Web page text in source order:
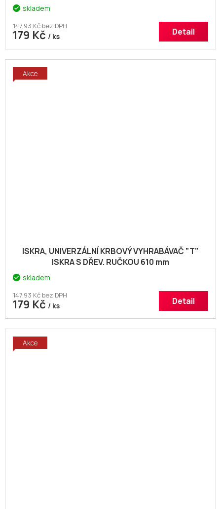
skladem
147,93 Kč bez DPH
179 Kč / ks Detail
Akce
ISKRA, UNIVERZÁLNÍ KRBOVÝ VYHRABÁVAČ "T"
ISKRA S DŘEV. RUČKOU 610 mm
skladem
147,93 Kč bez DPH
179 Kč / ks Detail
Akce